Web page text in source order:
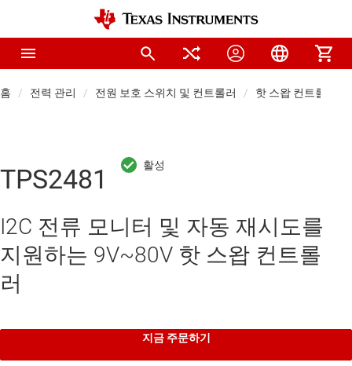
홈 전력 관리 전원 보호 스위치 및 컨트롤러 핫 스왑 컨트롤러
TPS2481
I2C 전류 모니터 및 자동 재시도를
지원하는 9V~80V 핫 스왑 컨트롤
러
지금 주문하기